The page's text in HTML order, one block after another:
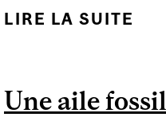
LIRE LA SUITE
Une aile